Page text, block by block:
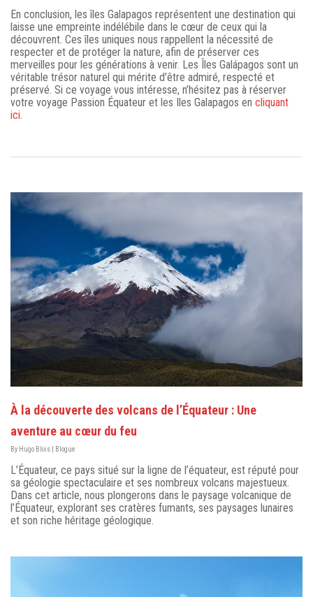
En conclusion, les îles Galapagos représentent une destination qui
laisse une empreinte indélébile dans le cœur de ceux qui la
découvrent. Ces îles uniques nous rappellent la nécessité de
respecter et de protéger la nature, afin de préserver ces
merveilles pour les générations à venir. Les Îles Galápagos sont un
véritable trésor naturel qui mérite d’être admiré, respecté et
préservé. Si ce voyage vous intéresse, n’hésitez pas à réserver
votre voyage Passion Équateur et les Iles Galapagos en cliquant
ici.
À la découverte des volcans de l’Équateur : Une
aventure au cœur du feu
By Hugo Blois Blogue
L’Équateur, ce pays situé sur la ligne de l’équateur, est réputé pour
sa géologie spectaculaire et ses nombreux volcans majestueux.
Dans cet article, nous plongerons dans le paysage volcanique de
l’Équateur, explorant ses cratères fumants, ses paysages lunaires
et son riche héritage géologique.